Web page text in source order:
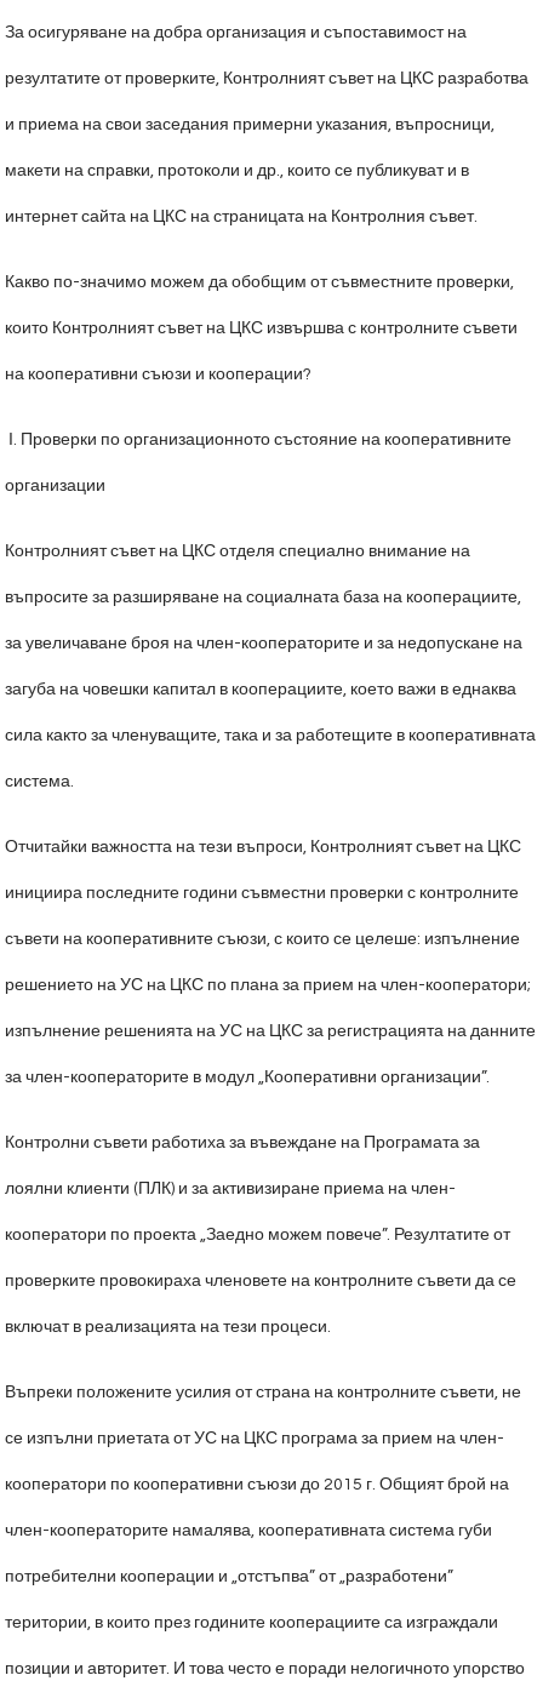
За осигуряване на добра организация и съпоставимост на
резултатите от проверките, Контролният съвет на ЦКС разработва
и приема на свои заседания примерни указания, въпросници,
макети на справки, протоколи и др., които се публикуват и в
интернет сайта на ЦКС на страницата на Контролния съвет.
Какво по-значимо можем да обобщим от съвместните проверки,
които Контролният съвет на ЦКС извършва с контролните съвети
на кооперативни съюзи и кооперации?
І. Проверки по организационното състояние на кооперативните
организации
Контролният съвет на ЦКС отделя специално внимание на
въпросите за разширяване на социалната база на кооперациите,
за увеличаване броя на член-кооператорите и за недопускане на
загуба на човешки капитал в кооперациите, което важи в еднаква
сила както за членуващите, така и за работещите в кооперативната
система.
Отчитайки важността на тези въпроси, Контролният съвет на ЦКС
инициира последните години съвместни проверки с контролните
съвети на кооперативните съюзи, с които се целеше: изпълнение
решението на УС на ЦКС по плана за прием на член-кооператори;
изпълнение решенията на УС на ЦКС за регистрацията на данните
за член-кооператорите в модул „Кооперативни организации”.
Контролни съвети работиха за въвеждане на Програмата за
лоялни клиенти (ПЛК) и за активизиране приема на член-
кооператори по проекта „Заедно можем повече”. Резултатите от
проверките провокираха членовете на контролните съвети да се
включат в реализацията на тези процеси.
Въпреки положените усилия от страна на контролните съвети, не
се изпълни приетата от УС на ЦКС програма за прием на член-
кооператори по кооперативни съюзи до 2015 г. Общият брой на
член-кооператорите намалява, кооперативната система губи
потребителни кооперации и „отстъпва” от „разработени”
територии, в които през годините кооперациите са изграждали
позиции и авторитет. И това често е поради нелогичното упорство